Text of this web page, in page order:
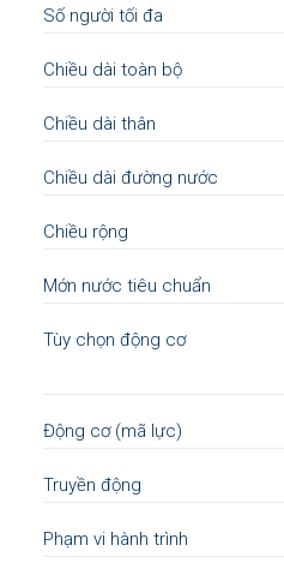
Số người tối đa
Chiều dài toàn bộ
Chiều dài thân
Chiều dài đường nước
Chiều rộng
Mớn nước tiêu chuẩn
Tùy chọn động cơ
Động cơ (mã lực)
Truyền động
Phạm vi hành trình